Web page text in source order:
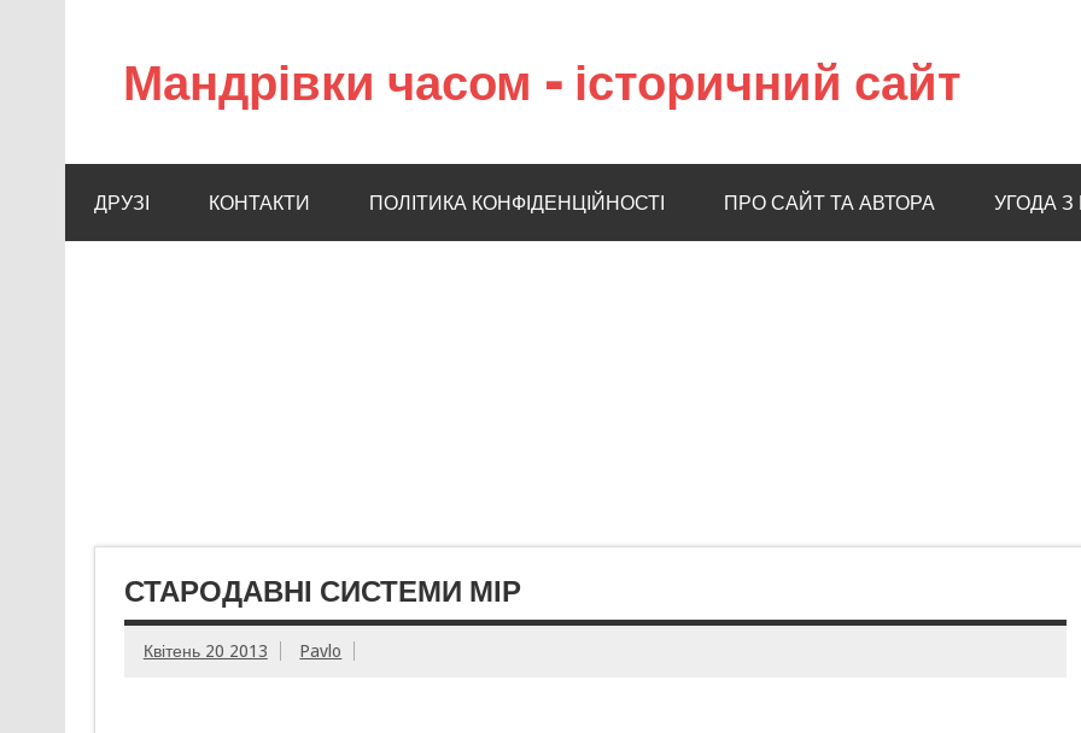
Мандрівки часом – історичний сайт
ДРУЗІ КОНТАКТИ ПОЛІТИКА КОНФІДЕНЦІЙНОСТІ ПРО САЙТ ТА АВТОРА УГОДА
СТАРОДАВНІ СИСТЕМИ МІР
Квітень 20 2013 Pavlo